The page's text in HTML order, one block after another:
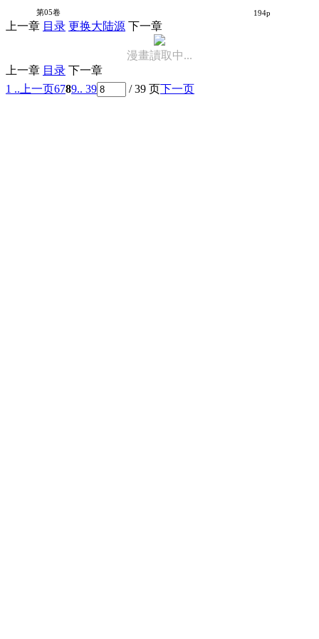
第05卷 194p
上一章 目录 更换大陆源 下一章
漫畫讀取中...
上一章 目录 下一章
1 .. 上一页6789.. 39 / 39 页下一页